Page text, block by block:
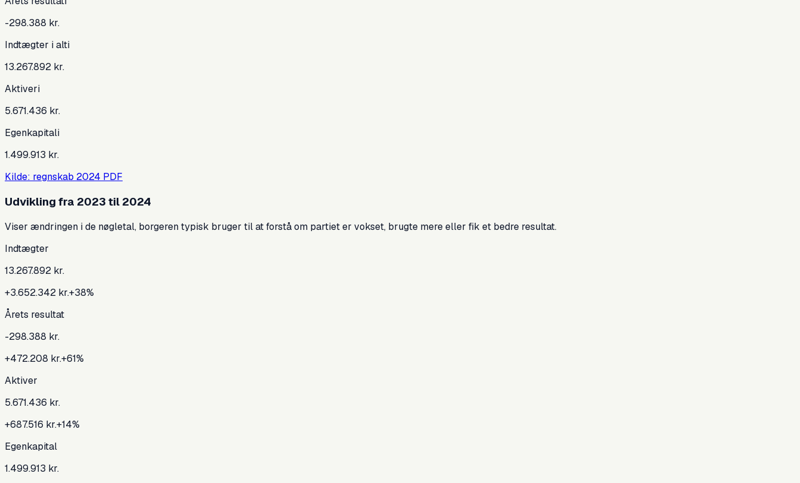
-298.388 kr.
Indtægter i alti
13.267.892 kr.
Aktiveri
5.671.436 kr.
Egenkapitali
1.499.913 kr.
Kilde: regnskab 2024 PDF
Udvikling fra 2023 til 2024
Viser ændringen i de nøgletal, borgeren typisk bruger til at forstå om partiet er vokset, brugte mere eller fik et bedre resultat.
Indtægter
13.267.892 kr.
+3.652.342 kr.+38%
Årets resultat
-298.388 kr.
+472.208 kr.+61%
Aktiver
5.671.436 kr.
+687.516 kr.+14%
Egenkapital
1.499.913 kr.